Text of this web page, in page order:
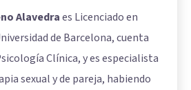
Alavedraes Licenciado en
de Barcelona, cuenta
Clínica, y es especialista
sexual y de pareja, habiendo